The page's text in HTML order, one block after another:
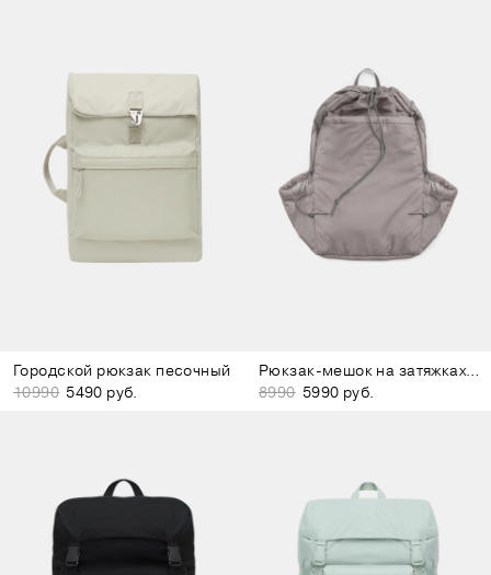
Городской рюкзак песочный
10990 5490 руб.
Рюкзак-мешок на затяжках серо-лиловый
8990 5990 руб.